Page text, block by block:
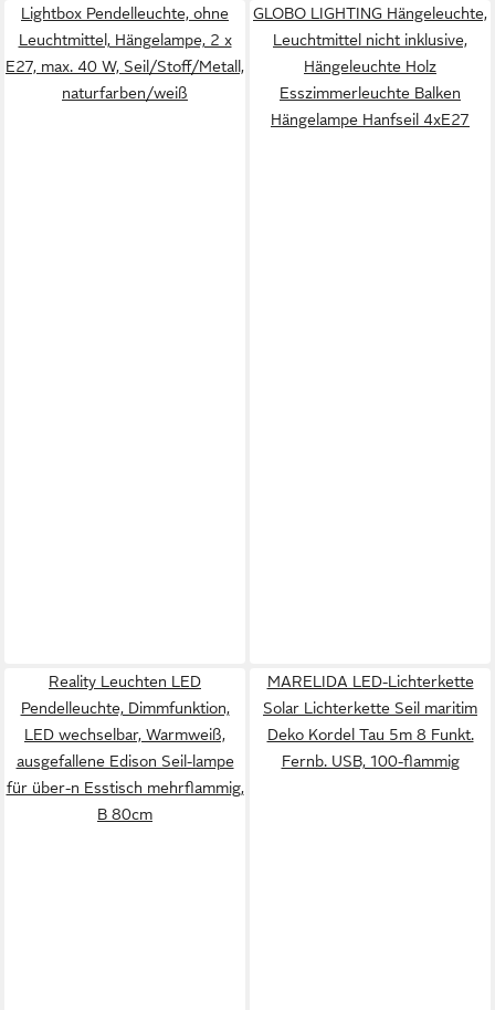
Lightbox Pendelleuchte, ohne
Leuchtmittel, Hängelampe, 2 x
E27, max. 40 W, Seil/Stoff/Metall,
naturfarben/weiß
GLOBO LIGHTING Hängeleuchte,
Leuchtmittel nicht inklusive,
Hängeleuchte Holz
Esszimmerleuchte Balken
Hängelampe Hanfseil 4xE27
Reality Leuchten LED
Pendelleuchte, Dimmfunktion,
LED wechselbar, Warmweiß,
ausgefallene Edison Seil-lampe
für über-n Esstisch mehrflammig,
B 80cm
MARELIDA LED-Lichterkette
Solar Lichterkette Seil maritim
Deko Kordel Tau 5m 8 Funkt.
Fernb. USB, 100-flammig